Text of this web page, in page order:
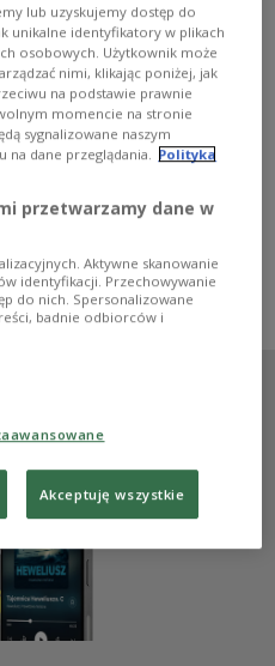
kuchenne
czy kurczak
odtwarza viralowe
kulinarnych,
torebki, a z widzami wita
kuchnia przepisy kulinarne
społecznościowe internet
lub uzyskujemy dostęp do
unikalne identyfikatory w plikach
osobowych. Użytkownik może
nimi, klikając poniżej, jak
na podstawie prawnie
momencie na stronie
sygnalizowane naszym
na dane przeglądania.
Polityka
przetwarzamy dane w
Aktywne skanowanie
identyfikacji. Przechowywanie
do nich. Spersonalizowane
badnie odbiorców i
Akceptuję wszystkie